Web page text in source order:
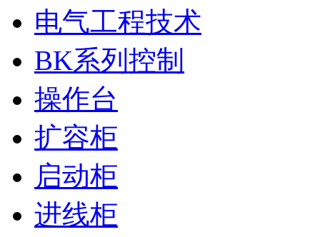
电气工程技术
BK系列控制
操作台
扩容柜
启动柜
进线柜